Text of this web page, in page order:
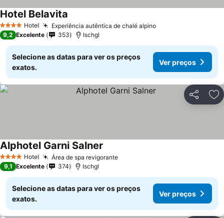
4 EstrelasHotel Experiência autêntica de chalé alpinoVer preços
Hotel Belavita
9,2 Excelente 353 Ischgl
Selecione as datas para ver os preços
exatos.
Ver preços
Partilhar
4 EstrelasHotel Área de spa revigoranteVer preços
Alphotel Garni Salner
9,1 Excelente 374 Ischgl
Selecione as datas para ver os preços
exatos.
Ver preços